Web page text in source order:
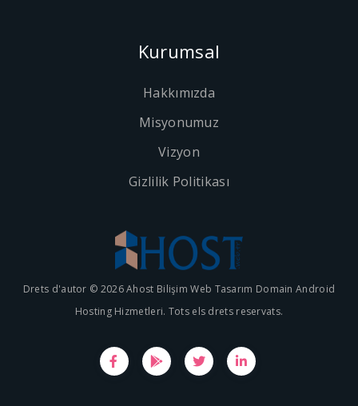
Kurumsal
Hakkımızda
Misyonumuz
Vizyon
Gizlilik Politikası
Drets d'autor © 2026 Ahost Bilişim Web Tasarım Domain Android
Hosting Hizmetleri. Tots els drets reservats.